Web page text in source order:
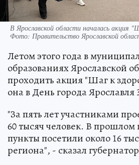
В Ярославской области началась акция
Фото: Правительство Ярославской
Летом этого года в
образованиях Ярославской
проходить акция "Шаг к
она в День города Ярославля
"За пять лет участниками
60 тысяч человек. В прошлом
пункты посетили около 16
региона", - сказал